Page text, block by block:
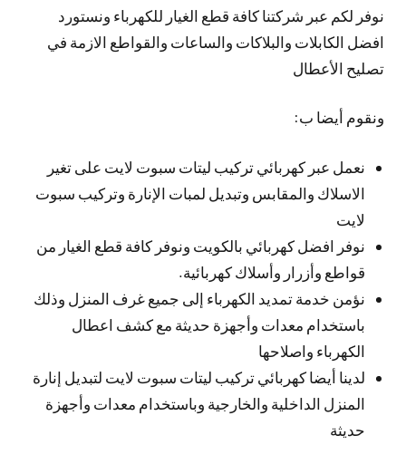
نوفر لكم عبر شركتنا كافة قطع الغيار للكهرباء ونستورد
افضل الكابلات والبلاكات والساعات والقواطع الازمة في
تصليح الأعطال
ونقوم أيضا ب:
نعمل عبر كهربائي تركيب ليتات سبوت لايت على تغير
الاسلاك والمقابس وتبديل لمبات الإنارة وتركيب سبوت
لايت
نوفر افضل كهربائي بالكويت ونوفر كافة قطع الغيار من
قواطع وأزرار وأسلاك كهربائية.
نؤمن خدمة تمديد الكهرباء إلى جميع غرف المنزل وذلك
باستخدام معدات وأجهزة حديثة مع كشف اعطال
الكهرباء واصلاحها
لدينا أيضا كهربائي تركيب ليتات سبوت لايت لتبديل إنارة
المنزل الداخلية والخارجية وباستخدام معدات وأجهزة
حديثة